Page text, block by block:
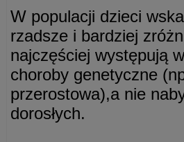
W populacji dzieci
rzadsze i bardziej
najczęściej występują
choroby genetyczne
przerostowa),a nie
dorosłych.